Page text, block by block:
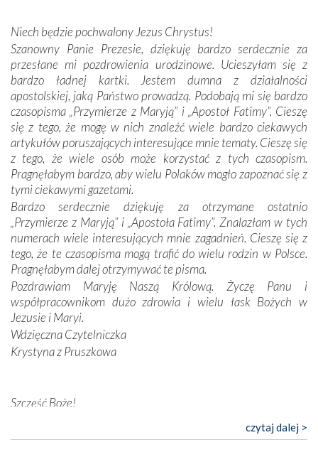
mieliśmy okazję przekonać się, że Maryja swoją opieką
otacza nie tylko nasz naród, lecz wszystkie nacje, które
się Jej ufnie oddają, a także każdą osobę, która zawierza
Jej siebie oraz swych bliskich.
Dzieje Portugalii to również historia wierności Bogu i
odstępstw, także w życiu władców. Trudne momenty w
wymiarze tak osobistym, jak i zbiorowym, przypominają o
konieczności ciągłego zabiegania o własną duszę i o łaskę
Opatrzności. Wierność przynosi pomyślność –
przynajmniej w życiu duchowym. Odstępstwo owocuje
nieszczęściem i śmiercią. Te uniwersalne prawdy
przychodziły na myśl, gdy słuchaliśmy opowieści
przewodników o portugalskich monarchach i wodzach,
zwycięskich bitwach i nieszczęśliwych losach grzesznych
kochanków.
Byli tym razem pośród Apostołów Fatimy reprezentanci
każdego spośród żyjących pokoleń. Najmłodszy uczestnik
liczył sobie 13 lat, zaś senior, pan Zdzisław – już 94.
Całe życie marzyłem, by tu przyjechać
Nasza pielgrzymka nie byłaby tak bogata w duchową treść
Oprócz zapewnienia nam możliwości codziennego
Niech będzie pochwalony Jezus Chrystus!
Szanowny Panie Prezesie, dziękuję bardzo serdecznie za
przesłane mi pozdrowienia urodzinowe. Ucieszyłam się z
bardzo ładnej kartki. Jestem dumna z działalności
apostolskiej, jaką Państwo prowadzą. Podobają mi się bardzo
czasopisma „Przymierze z Maryją” i „Apostoł Fatimy”. Cieszę
się z tego, że mogę w nich znaleźć wiele bardzo ciekawych
artykułów poruszających interesujące mnie tematy. Cieszę się
z tego, że wiele osób może korzystać z tych czasopism.
Pragnęłabym bardzo, aby wielu Polaków mogło zapoznać się z
tymi ciekawymi gazetami.
Bardzo serdecznie dziękuję za otrzymane ostatnio
„Przymierze z Maryją” i „Apostoła Fatimy”. Znalazłam w tych
numerach wiele interesujących mnie zagadnień. Cieszę się z
tego, że te czasopisma mogą trafić do wielu rodzin w Polsce.
Pragnęłabym dalej otrzymywać te pisma.
Pozdrawiam Maryję Naszą Królową. Życzę Panu i
współpracownikom dużo zdrowia i wielu łask Bożych w
Jezusie i Maryi.
Wdzięczna Czytelniczka
Krystyna z Pruszkowa
Szczęść Boże!
to pismo, które bardzo sobie cenię i szanuję. Redagujecie
czytaj dalej >